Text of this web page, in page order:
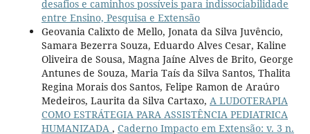
desafios e caminhos possíveis para indissociabilidade
entre Ensino, Pesquisa e Extensão
Geovania Calixto de Mello, Jonata da Silva Juvêncio,
Samara Bezerra Souza, Eduardo Alves Cesar, Kaline
Oliveira de Sousa, Magna Jaíne Alves de Brito, George
Antunes de Souza, Maria Taís da Silva Santos, Thalita
Regina Morais dos Santos, Felipe Ramon de Araúro
Medeiros, Laurita da Silva Cartaxo, A LUDOTERAPIA
COMO ESTRÁTEGIA PARA ASSISTÊNCIA PEDIATRICA
HUMANIZADA , Caderno Impacto em Extensão: v. 3 n.